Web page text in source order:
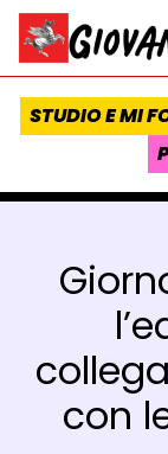
Vai al contenuto
Homepage
STUDIO E MI
con